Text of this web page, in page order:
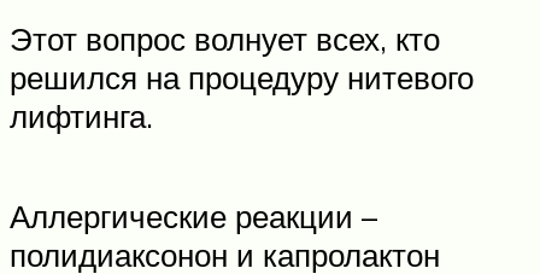
Этот вопрос волнует всех, кто
решился на процедуру нитевого
лифтинга.
Аллергические реакции –
полидиаксонон и капролактон